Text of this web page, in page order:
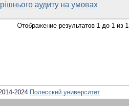
аудиту на умовах
Отображение результатов 1 до 1 из 1
2024 Полесский университет